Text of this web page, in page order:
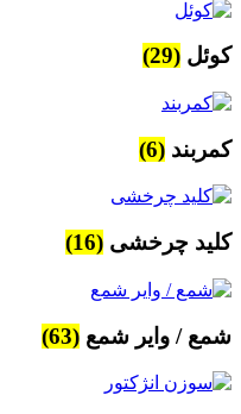
کوئل (29)
کمربند (6)
کلید چرخشی (16)
شمع / وایر شمع (63)